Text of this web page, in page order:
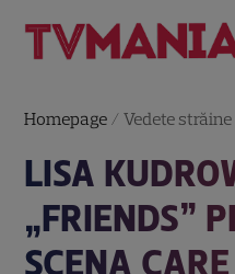
Homepage /Vedete străine
LISA
„FRIENDS”
SCENA